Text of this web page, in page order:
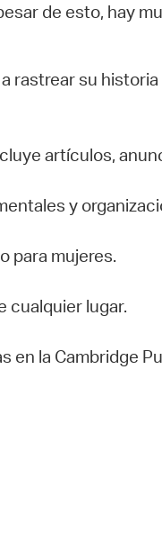
de esto, hay
rastrear su historia
artículos,
y
para mujeres.
cualquier lugar.
en la Cambridge